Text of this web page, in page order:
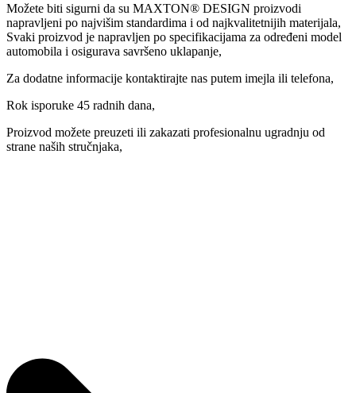
Možete biti sigurni da su MAXTON® DESIGN proizvodi
napravljeni po najvišim standardima i od najkvalitetnijih materijala,
Svaki proizvod je napravljen po specifikacijama za određeni model
automobila i osigurava savršeno uklapanje,
Za dodatne informacije kontaktirajte nas putem imejla ili telefona,
Rok isporuke 45 radnih dana,
Proizvod možete preuzeti ili zakazati profesionalnu ugradnju od
strane naših stručnjaka,